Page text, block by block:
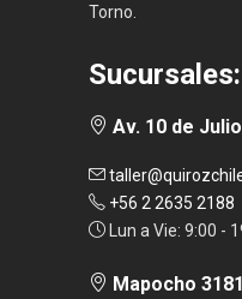
Torno.
Sucursales:
Av. 10 de
+56 2 2635 2188
Lun a Vie: 9:00 -
Mapocho